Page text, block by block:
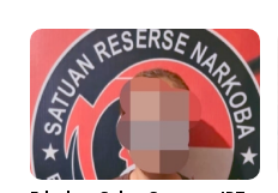
Narkotika Sekaligus
Promosikan Sapena Bakery